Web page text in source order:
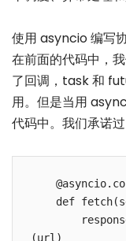
使用 asyncio 编写
在前面的代码中，
了回调，task 和
用。但是当用
代码中。我们承诺
def
(url)